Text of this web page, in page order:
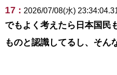
17 : 2026/07/08(水)
でもよく考えたら日本国民
ものと認識してるし、そん